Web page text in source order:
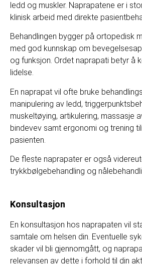
ledd og muskler. Naprapatene er i
klinisk arbeid med direkte
Behandlingen bygger på ortopedisk
med god kunnskap om
og funksjon. Ordet naprapati betyr å
lidelse.
En naprapat vil ofte bruke
manipulering av ledd,
muskeltøying, artikulering, massasje
bindevev samt ergonomi og trening
pasienten.
De fleste naprapater er også
trykkbølgebehandling og
Konsultasjon
En konsultasjon hos naprapaten vil
samtale om helsen din. Eventuelle
skader vil bli gjennomgått, og
relevansen av dette i forhold til din